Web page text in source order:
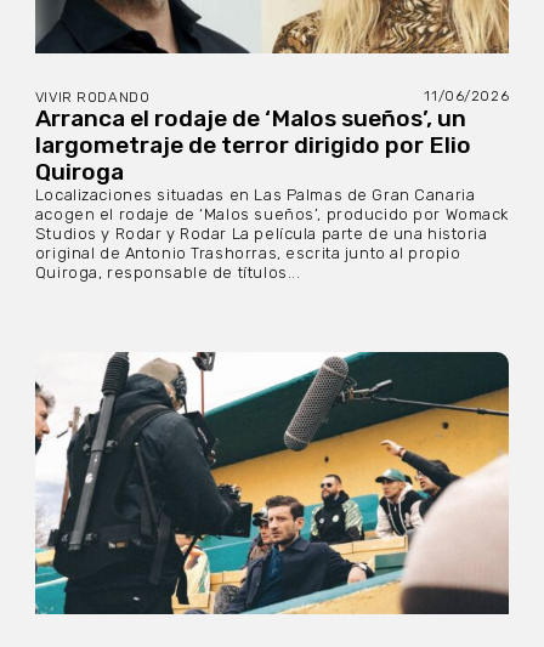
VIVIR RODANDO 11/06/2026
Arranca el rodaje de ‘Malos sueños’, un
largometraje de terror dirigido por Elio
Quiroga
Localizaciones situadas en Las Palmas de Gran Canaria
acogen el rodaje de ‘Malos sueños’, producido por Womack
Studios y Rodar y Rodar La película parte de una historia
original de Antonio Trashorras, escrita junto al propio
Quiroga, responsable de títulos...